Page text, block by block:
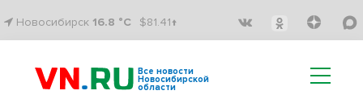
Новосибирск 16.8 °C $81.41↑
Все новости
Новосибирской
области